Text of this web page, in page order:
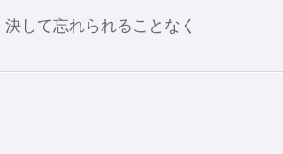
決して忘れられることなく